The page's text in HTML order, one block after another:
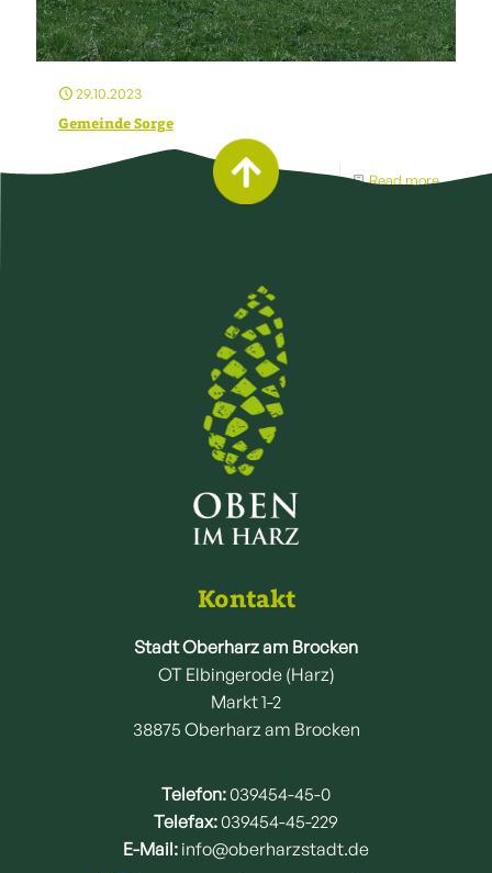
29.10.2023
Gemeinde Sorge
Read more
Kontakt
Stadt Oberharz am Brocken
OT Elbingerode (Harz)
Markt 1-2
38875 Oberharz am Brocken
Telefon:039454-45-0
Telefax:039454-45-229
E-Mail: info@oberharzstadt.de